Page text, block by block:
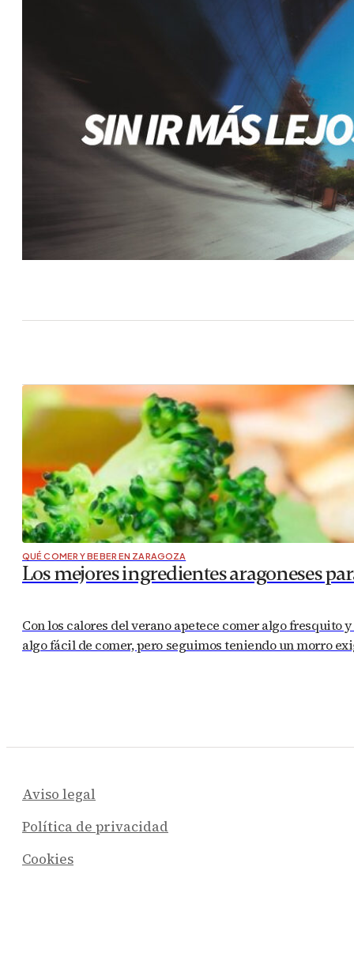
QUÉ COMER Y BEBER EN ZARAGOZA
Los mejores ingredientes aragoneses
Con los calores del verano apetece comer algo fresquito
algo fácil de comer, pero seguimos teniendo un morro
Aviso legal
Política de privacidad
Cookies